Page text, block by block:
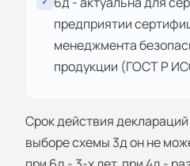
предприятии
менеджмента
продукции (ГОСТ Р
Срок действия
выборе схемы 3д он не